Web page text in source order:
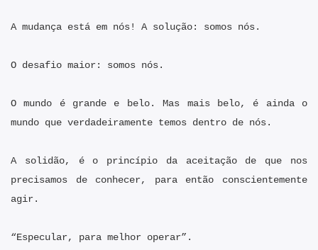
A mudança está em nós! A solução: somos nós.
O desafio maior: somos nós.
O mundo é grande e belo. Mas mais belo, é ainda o
mundo que verdadeiramente temos dentro de nós.
A solidão, é o princípio da aceitação de que nos
precisamos de conhecer, para então conscientemente
agir.
“Especular, para melhor operar”.